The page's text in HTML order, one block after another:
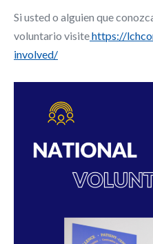
Si usted o alguien que
voluntario visitehttps://
involved/